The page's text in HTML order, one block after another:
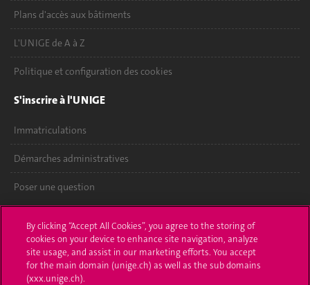
Plans d'accès aux bâtiments
L'UNIGE de A à Z
Politique et configuration des cookies
S'inscrire à l'UNIGE
Immatriculations
Démarches administratives
Poser une question
UNIGE Mobile
Médias
By clicking “Accept All Cookies”, you agree to the storing of
cookies on your device to enhance site navigation, analyze
site usage, and assist in our marketing efforts. You accept
for the main domain (unige.ch) as well as the sub domains
(xxx.unige.ch).